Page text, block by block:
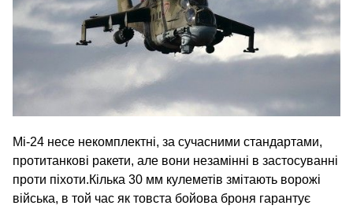
Мі-24 несе некомплектні, за сучасними стандартами,
протитанкові ракети, але вони незамінні в застосуванні
проти піхоти.Кілька 30 мм кулеметів змітають ворожі
війська, в той час як товста бойова броня гарантує